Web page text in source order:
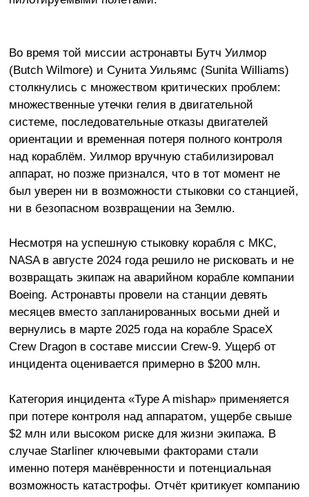
Во время той миссии астронавты Бутч Уилмор
(Butch Wilmore) и Сунита Уильямс (Sunita Williams)
столкнулись с множеством критических проблем:
множественные утечки гелия в двигательной
системе, последовательные отказы двигателей
ориентации и временная потеря полного контроля
над кораблём. Уилмор вручную стабилизировал
аппарат, но позже признался, что в тот момент не
был уверен ни в возможности стыковки со станцией,
ни в безопасном возвращении на Землю.
Несмотря на успешную стыковку корабля с МКС,
NASA в августе 2024 года решило не рисковать и не
возвращать экипаж на аварийном корабле компании
Boeing. Астронавты провели на станции девять
месяцев вместо запланированных восьми дней и
вернулись в марте 2025 года на корабле SpaceX
Crew Dragon в составе миссии Crew-9. Ущерб от
инцидента оценивается примерно в $200 млн.
Категория инцидента «Type A mishap» применяется
при потере контроля над аппаратом, ущербе свыше
$2 млн или высоком риске для жизни экипажа. В
случае Starliner ключевыми факторами стали
именно потеря манёвренности и потенциальная
возможность катастрофы. Отчёт критикует компанию